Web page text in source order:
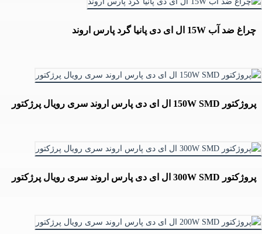
چراغ ضد آب 15W ال ای دی پانیا گرد پارس اروند
پروژکتور 150W SMD ال ای دی پارس اروند سری رویال پرژکتور
پروژکتور 300W SMD ال ای دی پارس اروند سری رویال پرژکتور